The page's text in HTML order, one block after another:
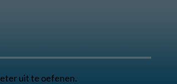
uit te oefenen.